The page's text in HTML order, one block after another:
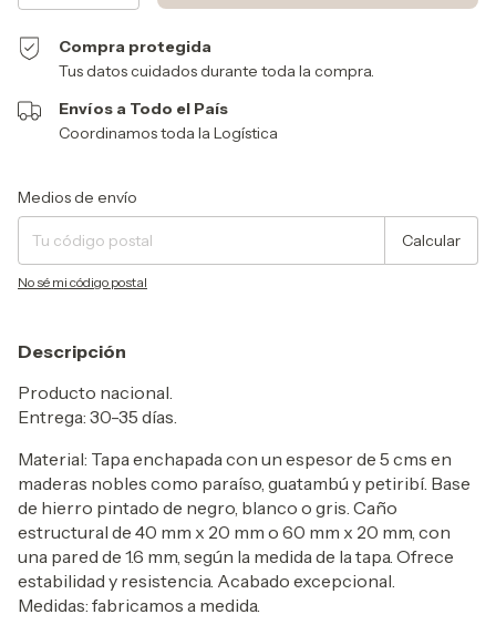
Compra protegida
Tus datos cuidados durante toda la compra.
Envíos a Todo el País
Coordinamos toda la Logística
Entregas para el CP:
Medios de envío
Calcular
No sé mi código postal
Descripción
Producto nacional.
Entrega: 30-35 días.
Material: Tapa enchapada con un espesor de 5 cms en
maderas nobles como paraíso, guatambú y petiribí. Base
de hierro pintado de negro, blanco o gris. Caño
estructural de 40 mm x 20 mm o 60 mm x 20 mm, con
una pared de 1.6 mm, según la medida de la tapa. Ofrece
estabilidad y resistencia. Acabado excepcional.
Medidas: fabricamos a medida.